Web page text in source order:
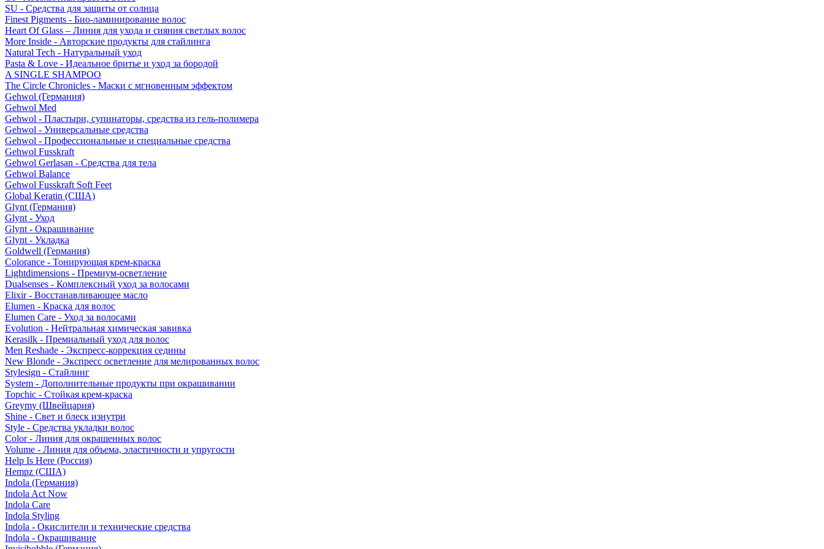
SU - Средства для защиты от солнца
Finest Pigments - Био-ламинирование волос
Heart Of Glass – Линия для ухода и сияния светлых волос
More Inside - Авторские продукты для стайлинга
Natural Tech - Натуральный уход
Pasta & Love - Идеальное бритье и уход за бородой
A SINGLE SHAMPOO
The Circle Chronicles - Маски с мгновенным эффектом
Gehwol (Германия)
Gehwol Med
Gehwol - Пластыри, супинаторы, средства из гель-полимера
Gehwol - Универсальные средства
Gehwol - Профессиональные и специальные средства
Gehwol Fusskraft
Gehwol Gerlasan - Средства для тела
Gehwol Balance
Gehwol Fusskraft Soft Feet
Global Keratin (США)
Glynt (Германия)
Glynt - Уход
Glynt - Окрашивание
Glynt - Укладка
Goldwell (Германия)
Colorance - Тонирующая крем-краска
Lightdimensions - Премиум-осветление
Dualsenses - Комплексный уход за волосами
Elixir - Восстанавливающее масло
Elumen - Краска для волос
Elumen Care - Уход за волосами
Evolution - Нейтральная химическая завивка
Kerasilk - Премиальный уход для волос
Men Reshade - Экспресс-коррекция седины
New Blonde - Экспресс осветление для мелированных волос
Stylesign - Стайлинг
System - Дополнительные продукты при окрашивании
Topchic - Стойкая крем-краска
Greymy (Швейцария)
Shine - Свет и блеск изнутри
Style - Средства укладки волос
Color - Линия для окрашенных волос
Volume - Линия для объема, эластичности и упругости
Help Is Here (Россия)
Hempz (США)
Indola (Германия)
Indola Act Now
Indola Care
Indola Styling
Indola - Окислители и технические средства
Indola - Окрашивание